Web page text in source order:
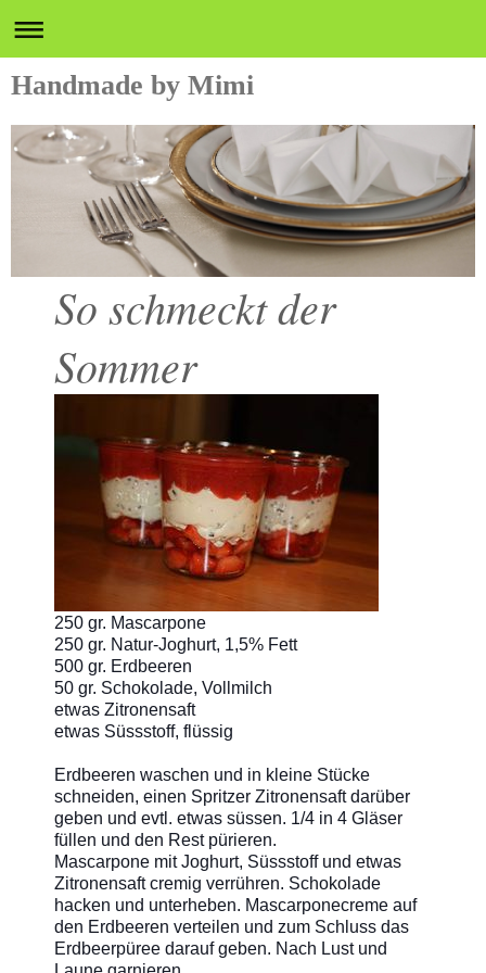
Handmade by Mimi
So schmeckt der
Sommer
250 gr. Mascarpone
250 gr. Natur-Joghurt, 1,5% Fett
500 gr. Erdbeeren
50 gr. Schokolade, Vollmilch
etwas Zitronensaft
etwas Süssstoff, flüssig
Erdbeeren waschen und in kleine Stücke
schneiden, einen Spritzer Zitronensaft darüber
geben und evtl. etwas süssen. 1/4 in 4 Gläser
füllen und den Rest pürieren.
Mascarpone mit Joghurt, Süssstoff und etwas
Zitronensaft cremig verrühren. Schokolade
hacken und unterheben. Mascarponecreme auf
den Erdbeeren verteilen und zum Schluss das
Erdbeerpüree darauf geben. Nach Lust und